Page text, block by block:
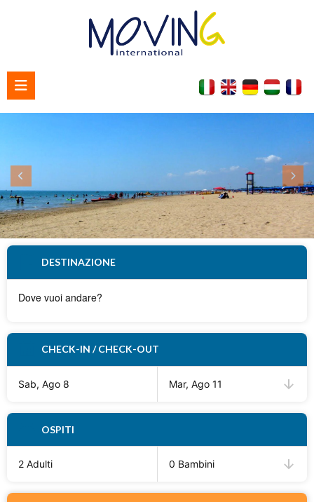
Home
DESTINAZIONE
CHECK-IN / CHECK-OUT
Sab, Ago 8 Mar, Ago 11
OSPITI
2 Adulti 0 Bambini